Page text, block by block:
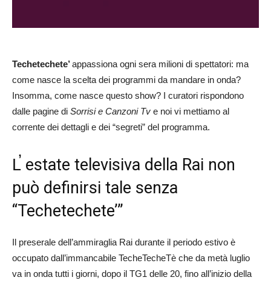
Techetechete’appassiona ogni sera milioni di spettatori: ma
come nasce la scelta dei programmi da mandare in onda?
Insomma, come nasce questo show? I curatori rispondono
dalle pagine di Sorrisi e Canzoni Tv e noi vi mettiamo al
corrente dei dettagli e dei “segreti” del programma.
L̕ estate televisiva della Rai non
può definirsi tale senza
“Techetechete’”
Il preserale dell’ammiraglia Rai durante il periodo estivo è
occupato dall’immancabile TecheTecheTè che da metà luglio
va in onda tutti i giorni, dopo il TG1 delle 20, fino all’inizio della